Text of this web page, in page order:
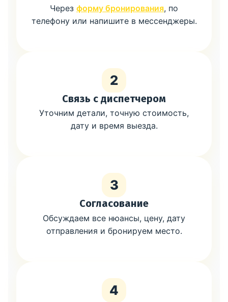
Через форму бронирования, по
телефону или напишите в мессенджеры.
2
Связь с диспетчером
Уточним детали, точную стоимость,
дату и время выезда.
3
Согласование
Обсуждаем все нюансы, цену, дату
отправления и бронируем место.
4